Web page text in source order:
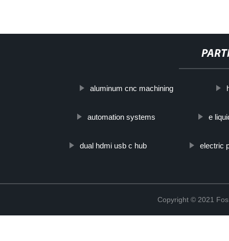
aluminum cnc machining
automation systems e
dual hdmi usb c hub electric
Copyright © 2021